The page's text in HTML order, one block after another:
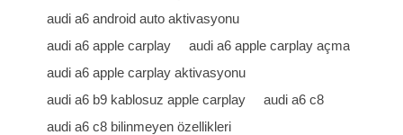
audi a6 android auto aktivasyonu
audi a6 apple carplay
audi a6 apple carplay açma
audi a6 apple carplay aktivasyonu
audi a6 b9 kablosuz apple carplay
audi a6 c8
audi a6 c8 bilinmeyen özellikleri